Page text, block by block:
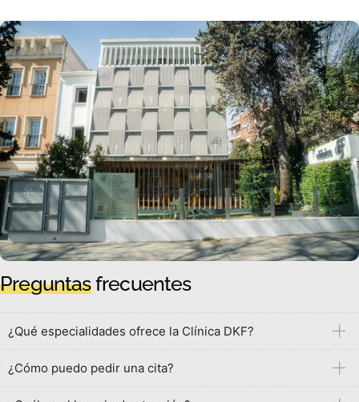
Preguntasfrecuentes
¿Qué especialidades ofrece la Clínica DKF?
¿Cómo puedo pedir una cita?